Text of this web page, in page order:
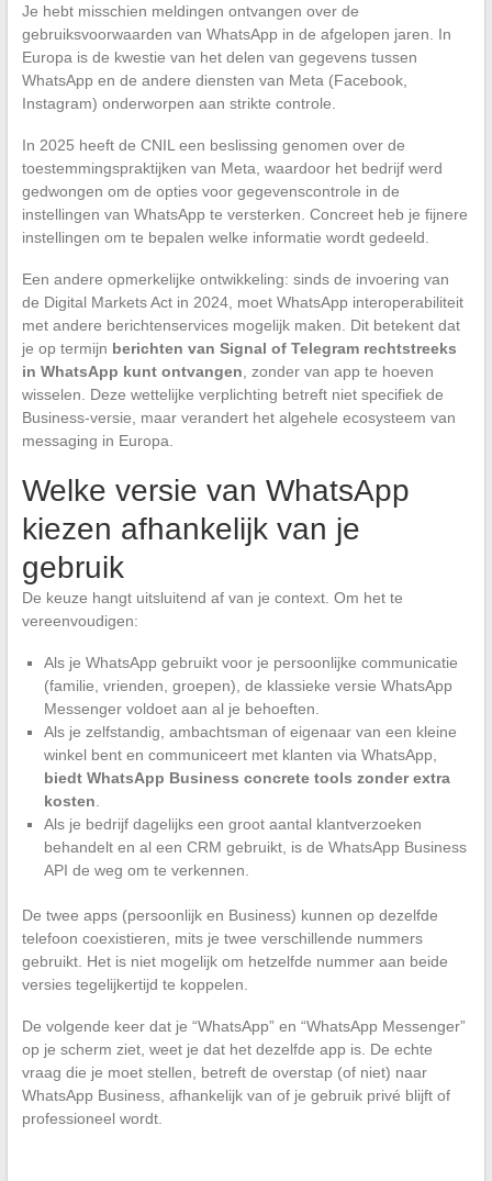
Je hebt misschien meldingen ontvangen over de
gebruiksvoorwaarden van WhatsApp in de afgelopen jaren. In
Europa is de kwestie van het delen van gegevens tussen
WhatsApp en de andere diensten van Meta (Facebook,
Instagram) onderworpen aan strikte controle.
In 2025 heeft de CNIL een beslissing genomen over de
toestemmingspraktijken van Meta, waardoor het bedrijf werd
gedwongen om de opties voor gegevenscontrole in de
instellingen van WhatsApp te versterken. Concreet heb je fijnere
instellingen om te bepalen welke informatie wordt gedeeld.
Een andere opmerkelijke ontwikkeling: sinds de invoering van
de Digital Markets Act in 2024, moet WhatsApp interoperabiliteit
met andere berichtenservices mogelijk maken. Dit betekent dat
je op termijn berichten van Signal of Telegram rechtstreeks
in WhatsApp kunt ontvangen, zonder van app te hoeven
wisselen. Deze wettelijke verplichting betreft niet specifiek de
Business-versie, maar verandert het algehele ecosysteem van
messaging in Europa.
Welke versie van WhatsApp
kiezen afhankelijk van je
gebruik
De keuze hangt uitsluitend af van je context. Om het te
vereenvoudigen:
Als je WhatsApp gebruikt voor je persoonlijke communicatie
(familie, vrienden, groepen), de klassieke versie WhatsApp
Messenger voldoet aan al je behoeften.
Als je zelfstandig, ambachtsman of eigenaar van een kleine
winkel bent en communiceert met klanten via WhatsApp,
biedt WhatsApp Business concrete tools zonder extra
kosten.
Als je bedrijf dagelijks een groot aantal klantverzoeken
behandelt en al een CRM gebruikt, is de WhatsApp Business
API de weg om te verkennen.
De twee apps (persoonlijk en Business) kunnen op dezelfde
telefoon coexistieren, mits je twee verschillende nummers
gebruikt. Het is niet mogelijk om hetzelfde nummer aan beide
versies tegelijkertijd te koppelen.
De volgende keer dat je “WhatsApp” en “WhatsApp Messenger”
op je scherm ziet, weet je dat het dezelfde app is. De echte
vraag die je moet stellen, betreft de overstap (of niet) naar
WhatsApp Business, afhankelijk van of je gebruik privé blijft of
professioneel wordt.